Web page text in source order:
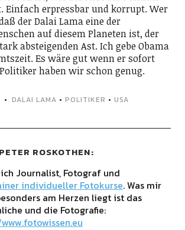
Einfach erpressbar und korrupt. Wer
der Dalai Lama eine der
auf diesem Planeten ist, der
absteigenden Ast. Ich gebe Obama
Es wäre gut wenn er sofort
haben wir schon genug.
DALAI LAMA • POLITIKER • USA
PETER ROSKOTHEN
Journalist, Fotograf und
individueller Fotokurse. Was mir
am Herzen liegt ist das
und die Fotografie: